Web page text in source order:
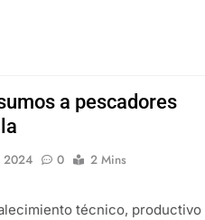
a pescadores
2024 0
2 Mins
técnico, productivo